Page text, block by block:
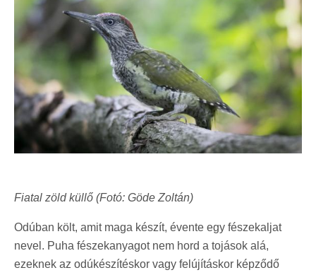
Fiatal zöld küllő (Fotó: Göde Zoltán)
Odúban költ, amit maga készít, évente egy fészekaljat
nevel. Puha fészekanyagot nem hord a tojások alá,
ezeknek az odúkészítéskor vagy felújításkor képződő